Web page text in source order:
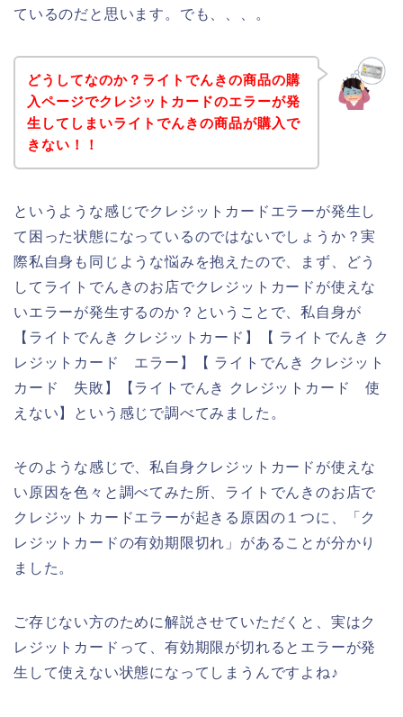
ているのだと思います。でも、、、。
どうしてなのか？ライトでんきの商品の購
入ページでクレジットカードのエラーが発
生してしまいライトでんきの商品が購入で
きない！！
というような感じでクレジットカードエラーが発生し
て困った状態になっているのではないでしょうか？実
際私自身も同じような悩みを抱えたので、まず、どう
してライトでんきのお店でクレジットカードが使えな
いエラーが発生するのか？ということで、私自身が
【ライトでんき クレジットカード】【 ライトでんき ク
レジットカード エラー】【 ライトでんき クレジット
カード 失敗】【ライトでんき クレジットカード 使
えない】という感じで調べてみました。
そのような感じで、私自身クレジットカードが使えな
い原因を色々と調べてみた所、ライトでんきのお店で
クレジットカードエラーが起きる原因の１つに、「ク
レジットカードの有効期限切れ」があることが分かり
ました。
ご存じない方のために解説させていただくと、実はク
レジットカードって、有効期限が切れるとエラーが発
生して使えない状態になってしまうんですよね♪